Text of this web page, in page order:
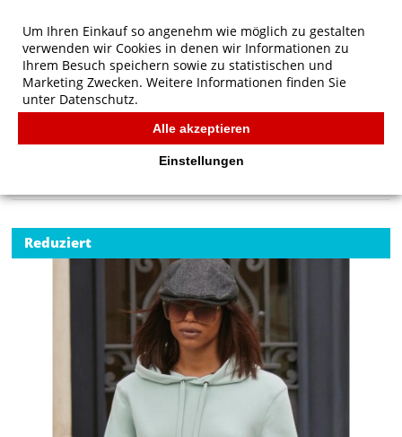
B&C QUEEN Hooded
Reduziert
Um Ihren Einkauf so angenehm wie möglich zu gestalten
verwenden wir Cookies in denen wir Informationen zu
Ihrem Besuch speichern sowie zu statistischen und
Marketing Zwecken. Weitere Informationen finden Sie
unter Datenschutz.
Alle akzeptieren
Einstellungen